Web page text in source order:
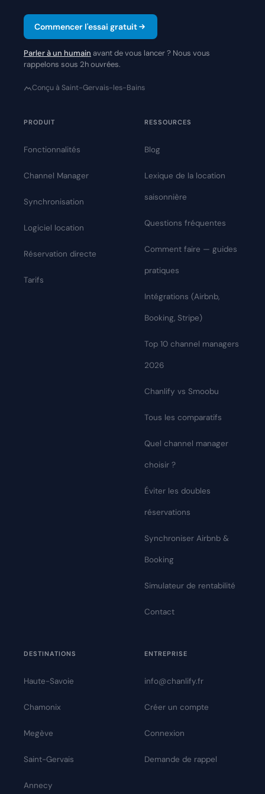
Commencer l'essai gratuit
Parler à un humain avant de vous lancer ? Nous vous
rappelons sous 2h ouvrées.
Conçu à Saint-Gervais-les-Bains
PRODUIT
Fonctionnalités
Channel Manager
Synchronisation
Logiciel location
Réservation directe
Tarifs
RESSOURCES
Blog
Lexique de la location
saisonnière
Questions fréquentes
Comment faire — guides
pratiques
Intégrations (Airbnb,
Booking, Stripe)
Top 10 channel managers
2026
Chanlify vs Smoobu
Tous les comparatifs
Quel channel manager
choisir ?
Éviter les doubles
réservations
Synchroniser Airbnb &
Booking
Simulateur de rentabilité
Contact
DESTINATIONS
Haute-Savoie
Chamonix
Megève
Saint-Gervais
Annecy
ENTREPRISE
info@chanlify.fr
Créer un compte
Connexion
Demande de rappel